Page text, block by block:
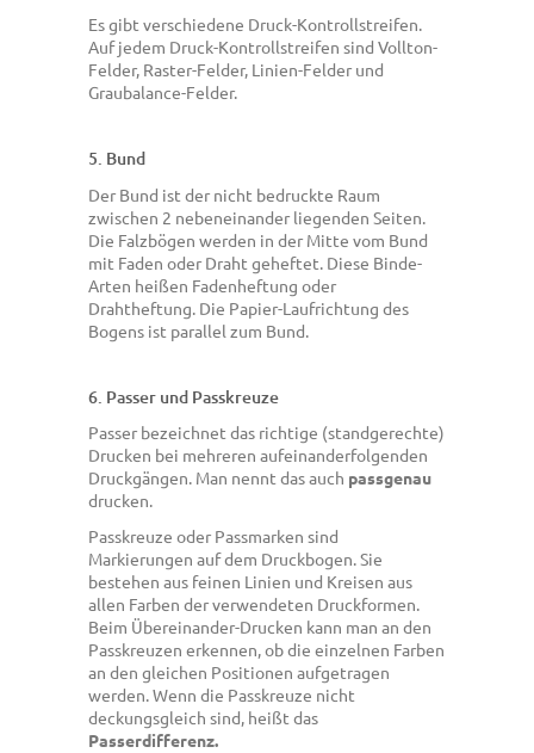
Es gibt verschiedene Druck-Kontrollstreifen.
Auf jedem Druck-Kontrollstreifen sind Vollton-
Felder, Raster-Felder, Linien-Felder und
Graubalance-Felder.
5. Bund
Der Bund ist der nicht bedruckte Raum
zwischen 2 nebeneinander liegenden Seiten.
Die Falzbögen werden in der Mitte vom Bund
mit Faden oder Draht geheftet. Diese Binde-
Arten heißen Fadenheftung oder
Drahtheftung. Die Papier-Laufrichtung des
Bogens ist parallel zum Bund.
6. Passer und Passkreuze
Passer bezeichnet das richtige (standgerechte)
Drucken bei mehreren aufeinanderfolgenden
Druckgängen. Man nennt das auch passgenau
drucken.
Passkreuze oder Passmarken sind
Markierungen auf dem Druckbogen. Sie
bestehen aus feinen Linien und Kreisen aus
allen Farben der verwendeten Druckformen.
Beim Übereinander-Drucken kann man an den
Passkreuzen erkennen, ob die einzelnen Farben
an den gleichen Positionen aufgetragen
werden. Wenn die Passkreuze nicht
deckungsgleich sind, heißt das
Passerdifferenz.